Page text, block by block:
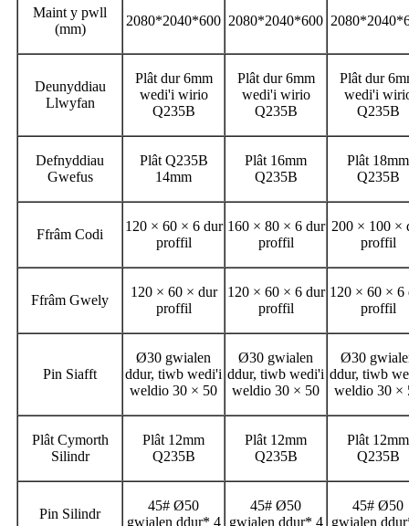
Maint y pwll
(mm)
2080*2040*600 2080*2040*600
Deunyddiau
Llwyfan
Plât dur 6mm
wedi'i wirio
Q235B
Plât dur 6mm
wedi'i wirio
Q235B
Plât dur
wedi'i
Q235B
Defnyddiau
Gwefus
Plât Q235B
14mm
Plât 16mm
Q235B
Plât 18mm
Q235B
Ffrâm Codi
120 × 60 × 6 dur
proffil
160 × 80 × 6 dur
proffil
200 × 100 ×
proffil
Ffrâm Gwely
120 × 60 × dur
proffil
120 × 60 × 6 dur
proffil
120 × 60 × 6
proffil
Pin Siafft
Ø30 gwialen
ddur, tiwb wedi'i
weldio 30 × 50
Ø30 gwialen
ddur, tiwb wedi'i
weldio 30 × 50
Ø30
ddur, tiwb
weldio 30 ×
Plât Cymorth
Silindr
Plât 12mm
Q235B
Plât 12mm
Q235B
Plât 12mm
Q235B
Pin Silindr
45# Ø50
gwialen ddur* 4
45# Ø50
gwialen ddur* 4
45# Ø50
gwialen